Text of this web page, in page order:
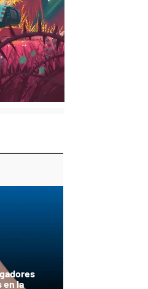
en la